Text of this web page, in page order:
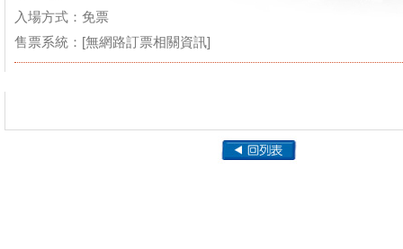
入場方式：免票
售票系統：[無網路訂票相關資訊]